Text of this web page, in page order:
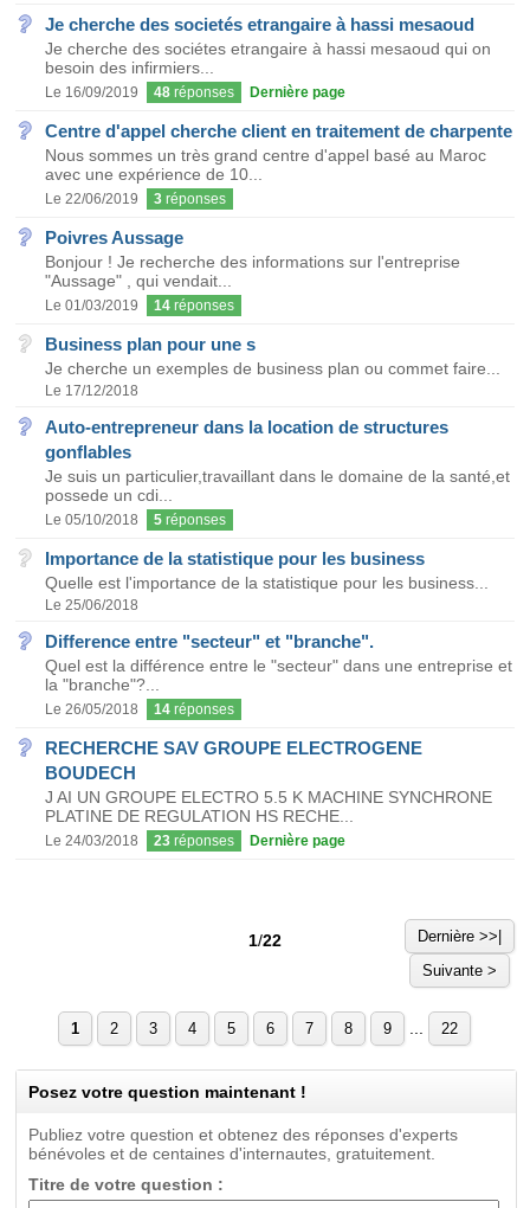
Je cherche des societés etrangaire à hassi mesaoud
Je cherche des sociétes etrangaire à hassi mesaoud qui on
besoin des infirmiers...
Le 16/09/2019 48 réponses Dernière page
Centre d'appel cherche client en traitement de charpente
Nous sommes un très grand centre d'appel basé au Maroc
avec une expérience de 10...
Le 22/06/2019 3 réponses
Poivres Aussage
Bonjour ! Je recherche des informations sur l'entreprise
"Aussage" , qui vendait...
Le 01/03/2019 14 réponses
Business plan pour une s
Je cherche un exemples de business plan ou commet faire...
Le 17/12/2018
Auto-entrepreneur dans la location de structures
gonflables
Je suis un particulier,travaillant dans le domaine de la santé,et
possede un cdi...
Le 05/10/2018 5 réponses
Importance de la statistique pour les business
Quelle est l'importance de la statistique pour les business...
Le 25/06/2018
Difference entre "secteur" et "branche".
Quel est la différence entre le "secteur" dans une entreprise et
la "branche"?...
Le 26/05/2018 14 réponses
RECHERCHE SAV GROUPE ELECTROGENE
BOUDECH
J AI UN GROUPE ELECTRO 5.5 K MACHINE SYNCHRONE
PLATINE DE REGULATION HS RECHE...
Le 24/03/2018 23 réponses Dernière page
1/22
Dernière >>|
Suivante >
1 2 3 4 5 6 7 8 9 22
Posez votre question maintenant !
Publiez votre question et obtenez des réponses d'experts
bénévoles et de centaines d'internautes, gratuitement.
Titre de votre question :